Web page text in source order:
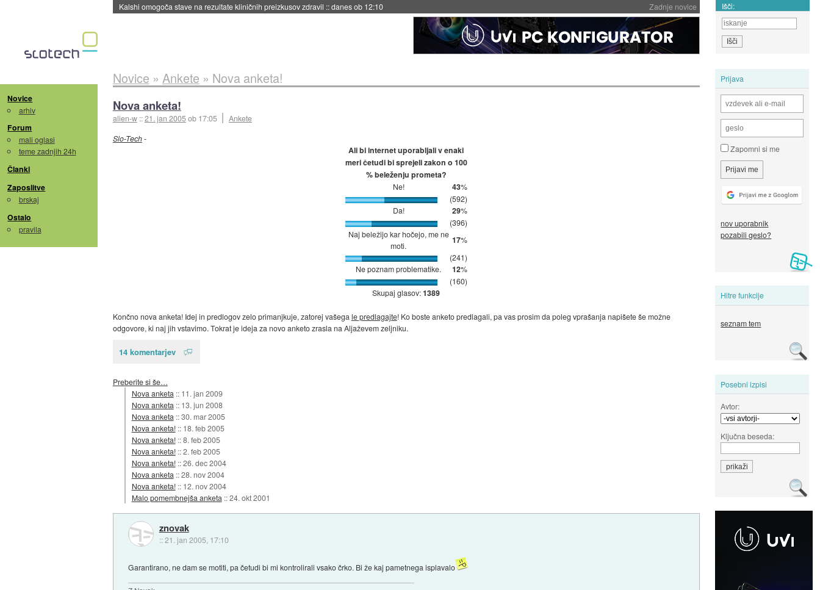
Zadnje novice
Sandisk že prodal več kot polovico SSD-jev za naslednji dve leti::danes ob 11:37 Išči:
Novice
arhiv
Forum
mali oglasi
teme zadnjih 24h
Članki
Zaposlitve
brskaj
Ostalo
pravila
Prijava
Zapomni si me
nov uporabnik
pozabili geslo?
Hitre funkcije
seznam tem
Posebni izpisi
Avtor:
Ključna beseda:
Novice » Ankete » Nova anketa!
Nova anketa!
alien-w ::21. jan 2005ob 17:05
Ankete
Slo-Tech-
Ali bi internet uporabljali v enaki
meri četudi bi sprejeli zakon o 100
% beleženju prometa?
Ne! 43%
(592)
Da!
29%
(396)
Naj beležijo kar hočejo, me ne
moti.
17%
(241)
Ne poznam problematike.
12%
(160)
Skupaj glasov:1389
Končno nova anketa! Idej in predlogov zelo primanjkuje, zatorej vašega le predlagajte! Ko boste anketo predlagali, pa vas prosim da poleg vprašanja napišete še možne
odgovore, ki naj jih vstavimo. Tokrat je ideja za novo anketo zrasla na Aljaževem zeljniku.
14 komentarjev
Preberite si še…
Nova anketa :: 11. jan 2009
Nova anketa :: 13. jun 2008
Nova anketa ::30. mar 2005
Nova anketa! :: 18. feb 2005
Nova anketa! ::8. feb 2005
Nova anketa! ::2. feb 2005
Nova anketa! ::26. dec 2004
Nova anketa ::28. nov 2004
Nova anketa! :: 12. nov 2004
Malo pomembnejša anketa ::24. okt 2001
znovak
::21. jan 2005, 17:10
Garantirano, ne dam se motiti, pa četudi bi mi kontrolirali vsako črko. Bi že kaj pametnega isplavalo